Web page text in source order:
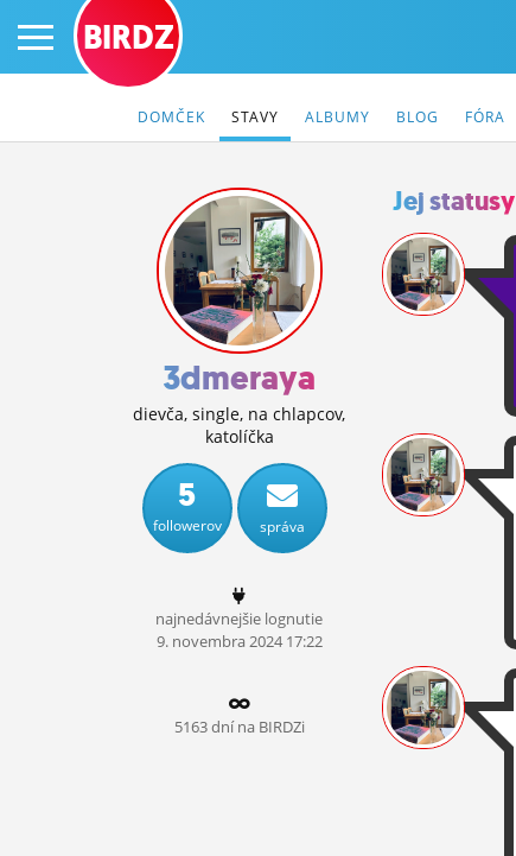
PRIHLÁS SA
ČINŽIAK
FÓRUM
STATUSY
BLOGY
OBRÁZKY
ĽUDIA
MÔJ PROFIL
NASTAVENIA
BIRDZ
DOMČEK STAVY ALBUMY BLOG FÓRA
3dmeraya
dievča, single, na chlapcov,
katolíčka
5
followerov správa
najnedávnejšie lognutie
9. novembra2024 17:22
5163 dní na BIRDZi
Jej statusy